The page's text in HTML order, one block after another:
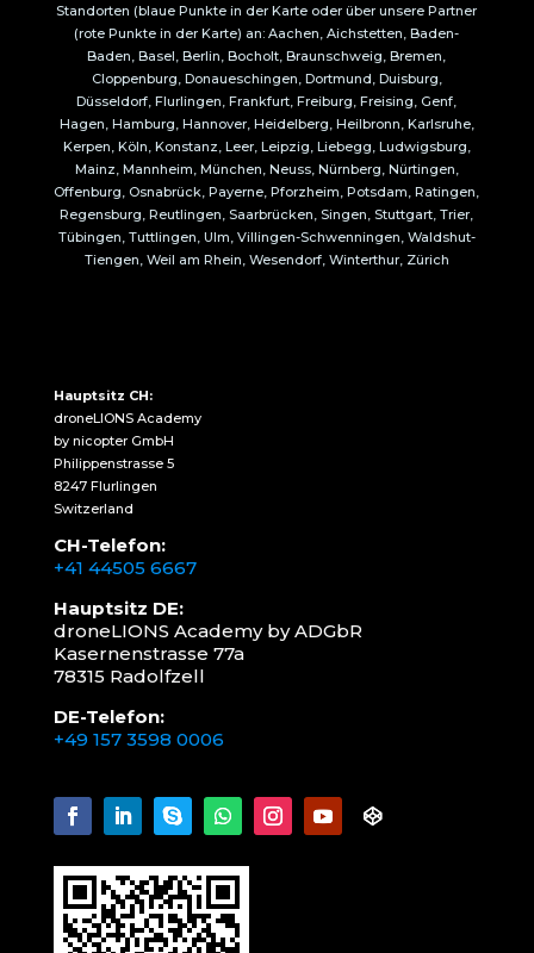
Standorten (blaue Punkte in der Karte oder über unsere Partner
(rote Punkte in der Karte) an: Aachen, Aichstetten, Baden-
Baden, Basel, Berlin, Bocholt, Braunschweig, Bremen,
Cloppenburg, Donaueschingen, Dortmund, Duisburg,
Düsseldorf, Flurlingen, Frankfurt, Freiburg, Freising, Genf,
Hagen, Hamburg, Hannover, Heidelberg, Heilbronn, Karlsruhe,
Kerpen, Köln, Konstanz, Leer, Leipzig, Liebegg, Ludwigsburg,
Mainz, Mannheim, München, Neuss, Nürnberg, Nürtingen,
Offenburg, Osnabrück, Payerne, Pforzheim, Potsdam, Ratingen,
Regensburg, Reutlingen, Saarbrücken, Singen, Stuttgart, Trier,
Tübingen, Tuttlingen, Ulm, Villingen-Schwenningen, Waldshut-
Tiengen, Weil am Rhein, Wesendorf, Winterthur, Zürich
Hauptsitz CH:
droneLIONS Academy
by nicopter GmbH
Philippenstrasse 5
8247 Flurlingen
Switzerland
CH-Telefon:
+41 44505 6667
Hauptsitz DE:
droneLIONS Academy by ADGbR
Kasernenstrasse 77a
78315 Radolfzell
DE-Telefon:
+49 157 3598 0006